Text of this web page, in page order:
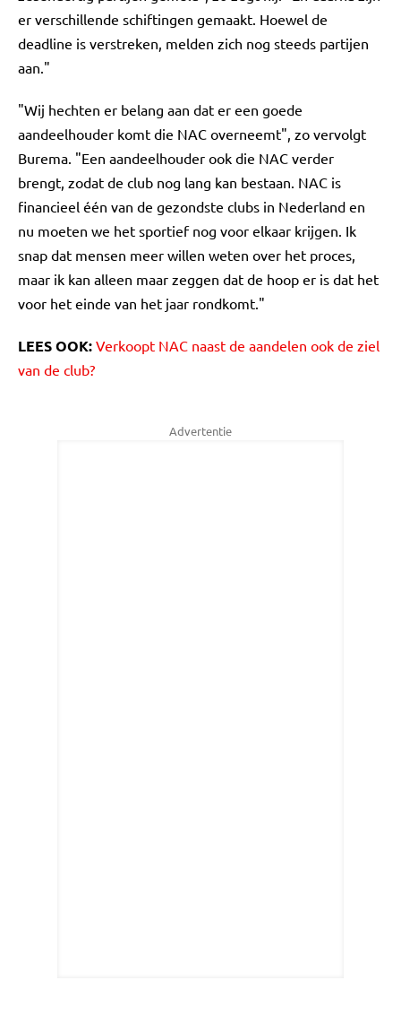
er verschillende schiftingen gemaakt. Hoewel de
deadline is verstreken, melden zich nog steeds partijen
aan."
"Wij hechten er belang aan dat er een goede
aandeelhouder komt die NAC overneemt", zo vervolgt
Burema. "Een aandeelhouder ook die NAC verder
brengt, zodat de club nog lang kan bestaan. NAC is
financieel één van de gezondste clubs in Nederland en
nu moeten we het sportief nog voor elkaar krijgen. Ik
snap dat mensen meer willen weten over het proces,
maar ik kan alleen maar zeggen dat de hoop er is dat het
voor het einde van het jaar rondkomt."
LEES OOK: Verkoopt NAC naast de aandelen ook de ziel
van de club?
Advertentie